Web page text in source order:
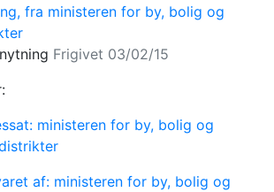
fra ministeren for by, bolig og
Frigivet 03/02/15
ministeren for by, bolig og
af: ministeren for by, bolig og